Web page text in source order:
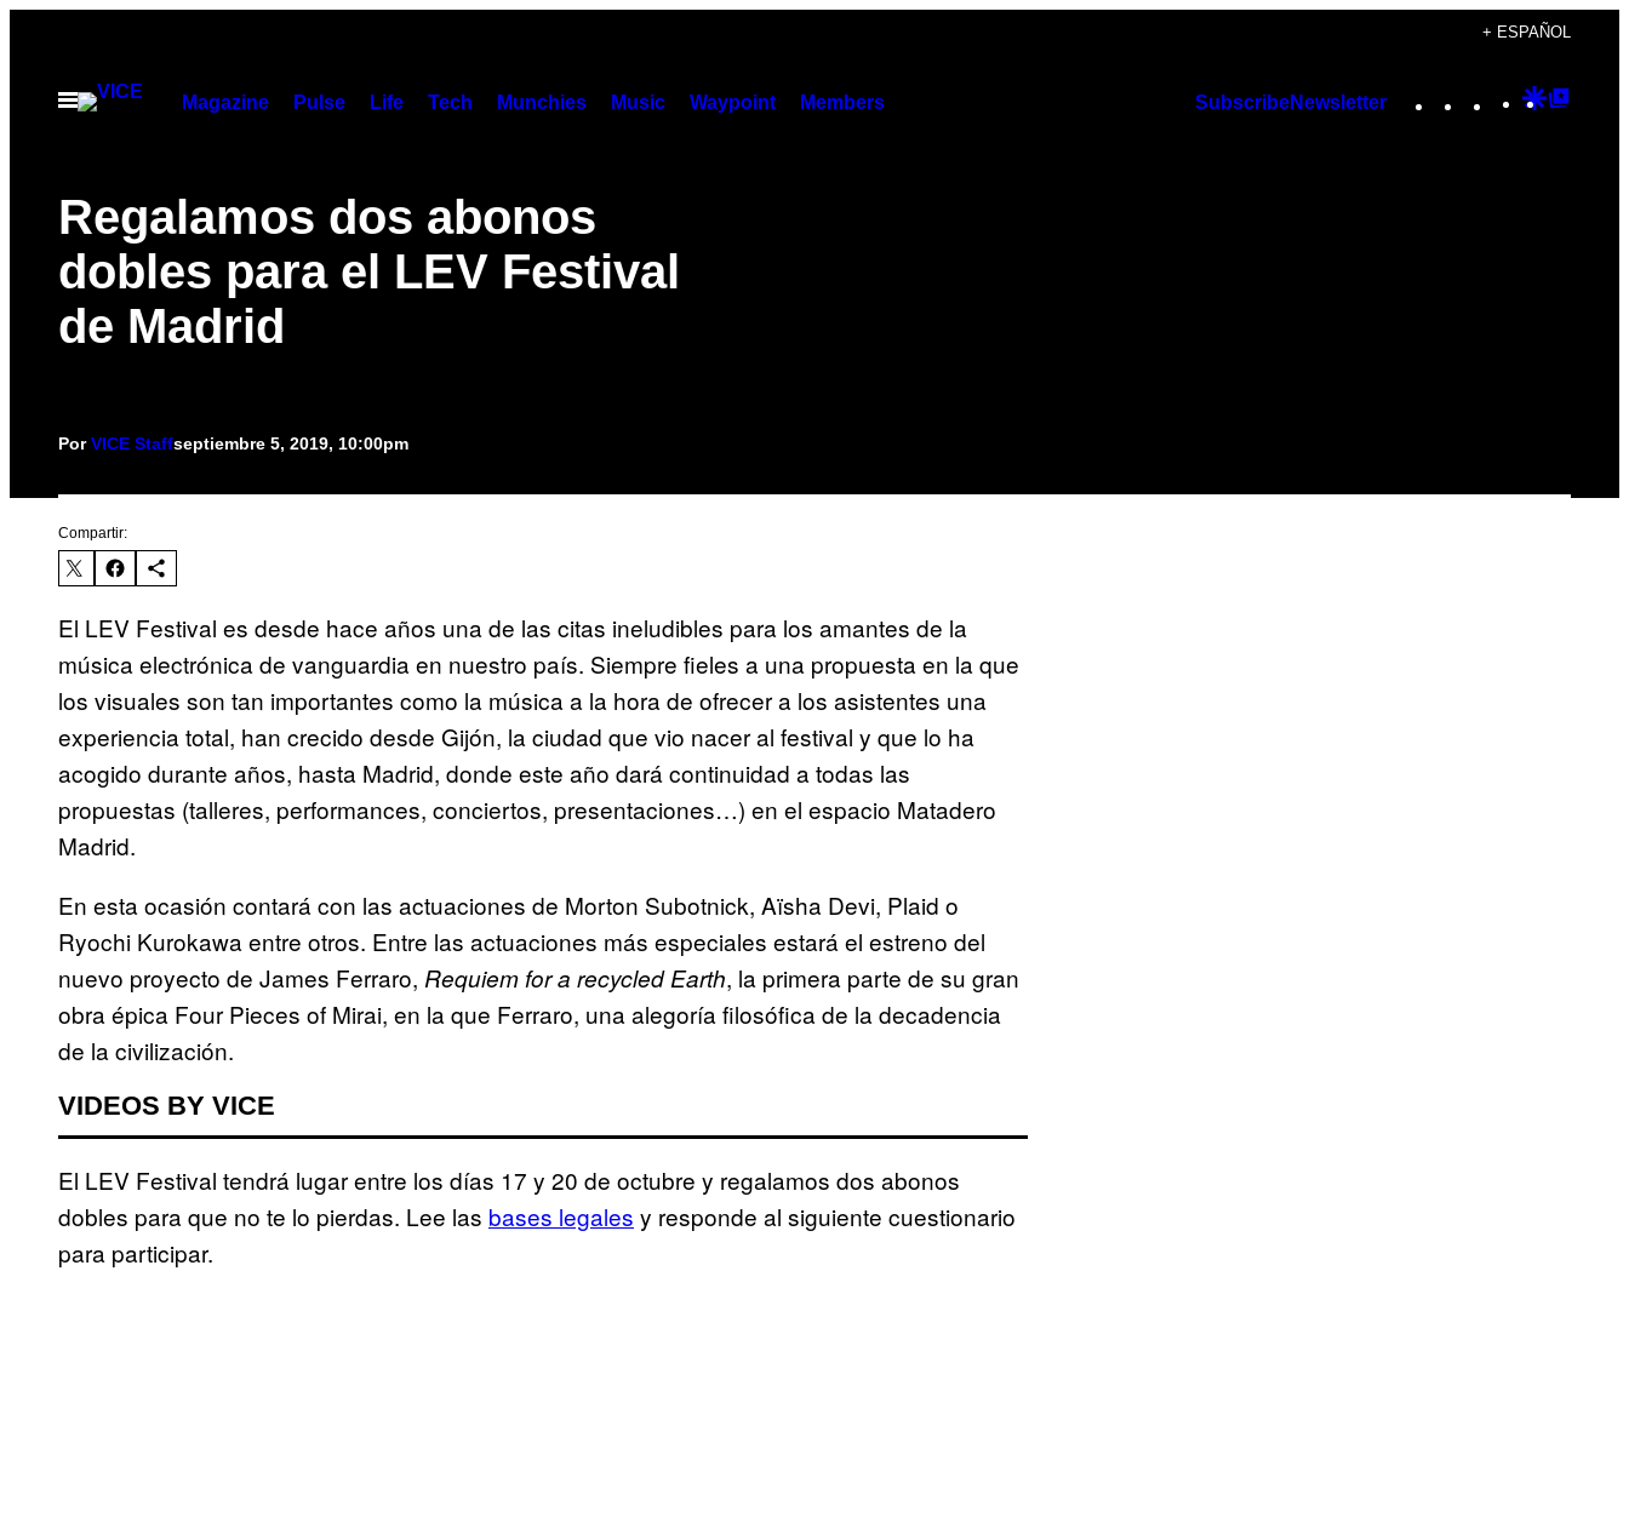
contenido
+ ESPAÑOL
Abrir
Magazine Pulse Life Tech Munchies Music Waypoint Members SubscribeNewsletter Instagram
TikTok
YouTube
Google
Regalamos dos abonos
dobles para el LEV Festival
de Madrid
PorVICE Staffseptiembre 5, 2019, 10:00pm
Compartir:
El LEV Festival es desde hace años una de las citas ineludibles para los amantes de la
música electrónica de vanguardia en nuestro país. Siempre fieles a una propuesta en la que
los visuales son tan importantes como la música a la hora de ofrecer a los asistentes una
experiencia total, han crecido desde Gijón, la ciudad que vio nacer al festival y que lo ha
acogido durante años, hasta Madrid, donde este año dará continuidad a todas las
propuestas (talleres, performances, conciertos, presentaciones…) en el espacio Matadero
Madrid.
En esta ocasión contará con las actuaciones de Morton Subotnick, Aïsha Devi, Plaid o
Ryochi Kurokawa entre otros. Entre las actuaciones más especiales estará el estreno del
nuevo proyecto de James Ferraro, Requiem for a recycled Earth, la primera parte de su gran
obra épica Four Pieces of Mirai, en la que Ferraro, una alegoría filosófica de la decadencia
de la civilización.
VIDEOS BY VICE
El LEV Festival tendrá lugar entre los días 17 y 20 de octubre y regalamos dos abonos
dobles para que no te lo pierdas. Lee las bases legales y responde al siguiente cuestionario
para participar.